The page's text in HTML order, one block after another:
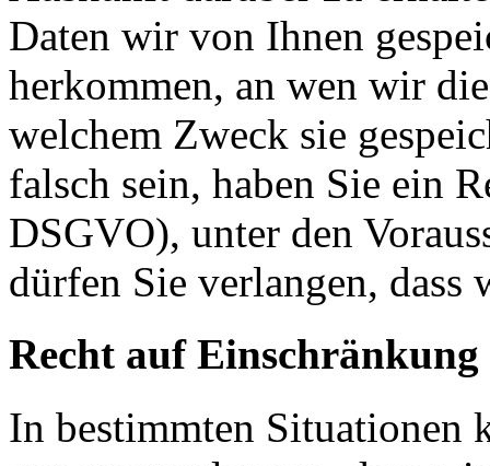
Daten wir von Ihnen
herkommen, an wen wir
welchem Zweck sie
falsch sein, haben Sie ein
DSGVO), unter den
dürfen Sie verlangen, dass
Recht auf
In bestimmten Situationen